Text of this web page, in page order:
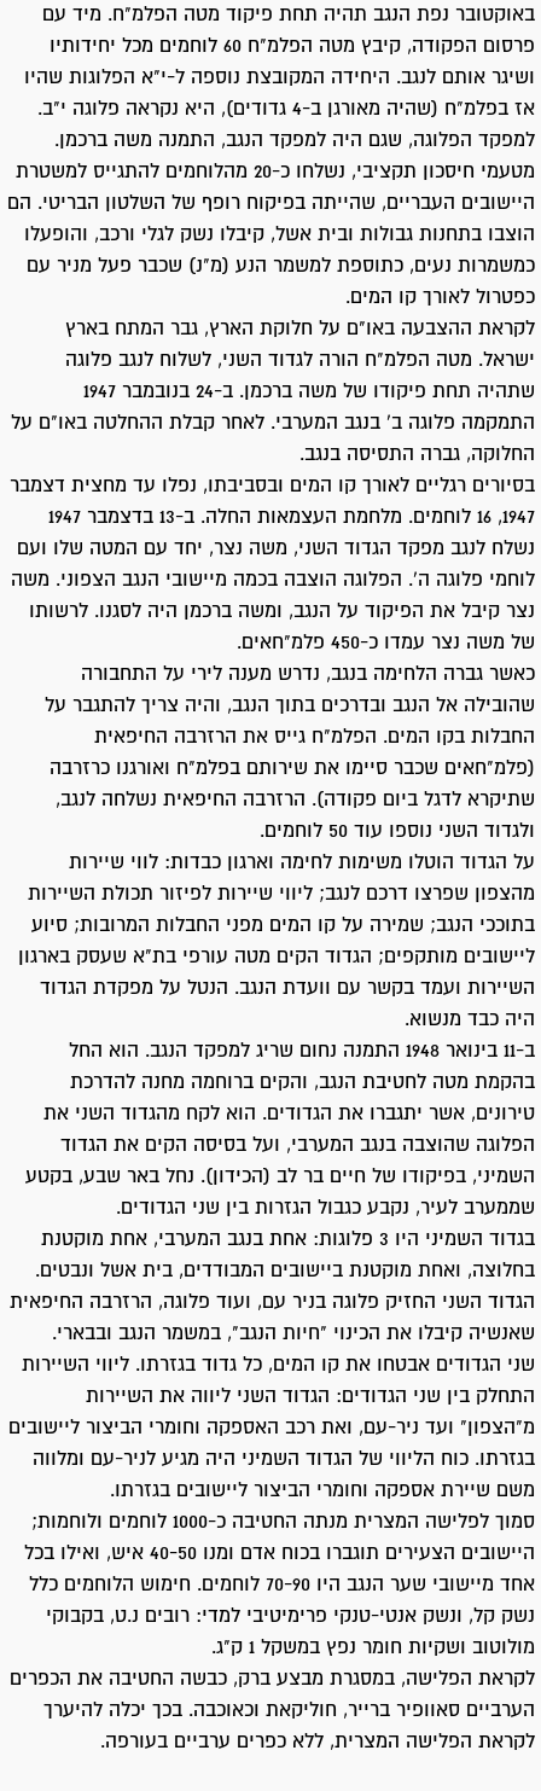
באוקטובר נפת הנגב תהיה תחת פיקוד מטה הפלמ"ח. מיד עם
פרסום הפקודה, קיבץ מטה הפלמ"ח 60 לוחמים מכל יחידותיו
ושיגר אותם לנגב. היחידה המקובצת נוספה ל-י"א הפלוגות שהיו
אז בפלמ"ח (שהיה מאורגן ב-4 גדודים), היא נקראה פלוגה י"ב.
למפקד הפלוגה, שגם היה למפקד הנגב, התמנה משה ברכמן.
מטעמי חיסכון תקציבי, נשלחו כ-20 מהלוחמים להתגייס למשטרת
היישובים העבריים, שהייתה בפיקוח רופף של השלטון הבריטי. הם
הוצבו בתחנות גבולות ובית אשל, קיבלו נשק לגלי ורכב, והופעלו
כמשמרות נעים, כתוספת למשמר הנע (מ"נ) שכבר פעל מניר עם
כפטרול לאורך קו המים.
לקראת ההצבעה באו"ם על חלוקת הארץ, גבר המתח בארץ
ישראל. מטה הפלמ"ח הורה לגדוד השני, לשלוח לנגב פלוגה
שתהיה תחת פיקודו של משה ברכמן. ב-24 בנובמבר 1947
התמקמה פלוגה ב' בנגב המערבי. לאחר קבלת ההחלטה באו"ם על
החלוקה, גברה התסיסה בנגב.
בסיורים רגליים לאורך קו המים ובסביבתו, נפלו עד מחצית דצמבר
1947, 16 לוחמים. מלחמת העצמאות החלה. ב-13 בדצמבר 1947
נשלח לנגב מפקד הגדוד השני, משה נצר, יחד עם המטה שלו ועם
לוחמי פלוגה ה'. הפלוגה הוצבה בכמה מיישובי הנגב הצפוני. משה
נצר קיבל את הפיקוד על הנגב, ומשה ברכמן היה לסגנו. לרשותו
של משה נצר עמדו כ-450 פלמ"חאים.
כאשר גברה הלחימה בנגב, נדרש מענה לירי על התחבורה
שהובילה אל הנגב ובדרכים בתוך הנגב, והיה צריך להתגבר על
החבלות בקו המים. הפלמ"ח גייס את הרזרבה החיפאית
(פלמ"חאים שכבר סיימו את שירותם בפלמ"ח ואורגנו כרזרבה
שתיקרא לדגל ביום פקודה). הרזרבה החיפאית נשלחה לנגב,
ולגדוד השני נוספו עוד 50 לוחמים.
על הגדוד הוטלו משימות לחימה וארגון כבדות: לווי שיירות
מהצפון שפרצו דרכם לנגב; ליווי שיירות לפיזור תכולת השיירות
בתוככי הנגב; שמירה על קו המים מפני החבלות המרובות; סיוע
ליישובים מותקפים; הגדוד הקים מטה עורפי בת"א שעסק בארגון
השיירות ועמד בקשר עם וועדת הנגב. הנטל על מפקדת הגדוד
היה כבד מנשוא.
ב-11 בינואר 1948 התמנה נחום שריג למפקד הנגב. הוא החל
בהקמת מטה לחטיבת הנגב, והקים ברוחמה מחנה להדרכת
טירונים, אשר יתגברו את הגדודים. הוא לקח מהגדוד השני את
הפלוגה שהוצבה בנגב המערבי, ועל בסיסה הקים את הגדוד
השמיני, בפיקודו של חיים בר לב (הכידון). נחל באר שבע, בקטע
שממערב לעיר, נקבע כגבול הגזרות בין שני הגדודים.
בגדוד השמיני היו 3 פלוגות: אחת בנגב המערבי, אחת מוקטנת
בחלוצה, ואחת מוקטנת ביישובים המבודדים, בית אשל ונבטים.
הגדוד השני החזיק פלוגה בניר עם, ועוד פלוגה, הרזרבה החיפאית
שאנשיה קיבלו את הכינוי "חיות הנגב", במשמר הנגב ובבארי.
שני הגדודים אבטחו את קו המים, כל גדוד בגזרתו. ליווי השיירות
התחלק בין שני הגדודים: הגדוד השני ליווה את השיירות
מ"הצפון" ועד ניר-עם, ואת רכב האספקה וחומרי הביצור ליישובים
בגזרתו. כוח הליווי של הגדוד השמיני היה מגיע לניר-עם ומלווה
משם שיירת אספקה וחומרי הביצור ליישובים בגזרתו.
סמוך לפלישה המצרית מנתה החטיבה כ-1000 לוחמים ולוחמות;
היישובים הצעירים תוגברו בכוח אדם ומנו 40-50 איש, ואילו בכל
אחד מיישובי שער הנגב היו 70-90 לוחמים. חימוש הלוחמים כלל
נשק קל, ונשק אנטי-טנקי פרימיטיבי למדי: רובים נ.ט, בקבוקי
מולוטוב ושקיות חומר נפץ במשקל 1 ק"ג.
לקראת הפלישה, במסגרת מבצע ברק, כבשה החטיבה את הכפרים
הערביים סאוופיר ברייר, חוליקאת וכאוכבה. בכך יכלה להיערך
לקראת הפלישה המצרית, ללא כפרים ערביים בעורפה.